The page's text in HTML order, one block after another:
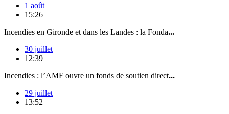
1 août
15:26
Incendies en Gironde et dans les Landes : la Fonda...
30 juillet
12:39
Incendies : l’AMF ouvre un fonds de soutien direct...
29 juillet
13:52